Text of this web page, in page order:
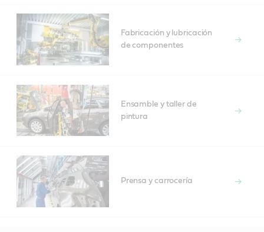
Fabricación y lubricación
de componentes
Ensamble y taller de
pintura
Prensa y carrocería